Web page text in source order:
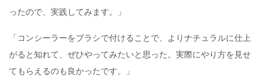
ったので、実践してみます。」
「コンシーラーをブラシで付けることで、よりナチュラルに仕上
がると知れて、ぜひやってみたいと思った。実際にやり方を見せ
てもらえるのも良かったです。」